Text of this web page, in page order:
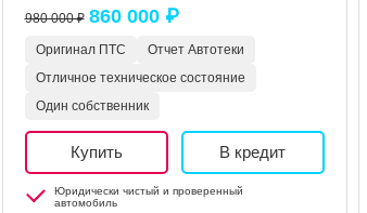
980 000 ₽ 860 000 ₽
Оригинал ПТС
Отчет Автотеки
Отличное техническое состояние
Один собственник
Купить В кредит
Юридически чистый и проверенный
автомобиль